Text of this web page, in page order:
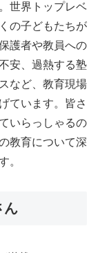
世界トップレベ
の子どもたちが
護者や教員への
安、過熱する塾
など、教育現場
ています。皆さ
いらっしゃるの
教育について深
。
ん